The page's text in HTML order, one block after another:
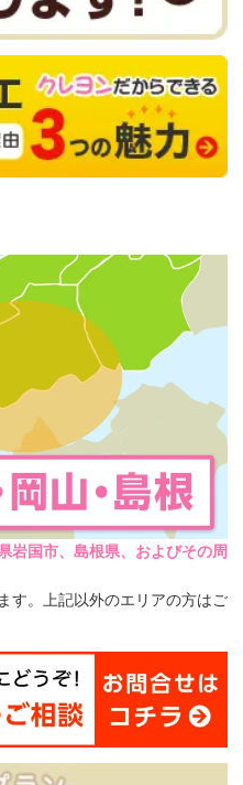
岩国市、島根県、およびその周
す。上記以外のエリアの方はご